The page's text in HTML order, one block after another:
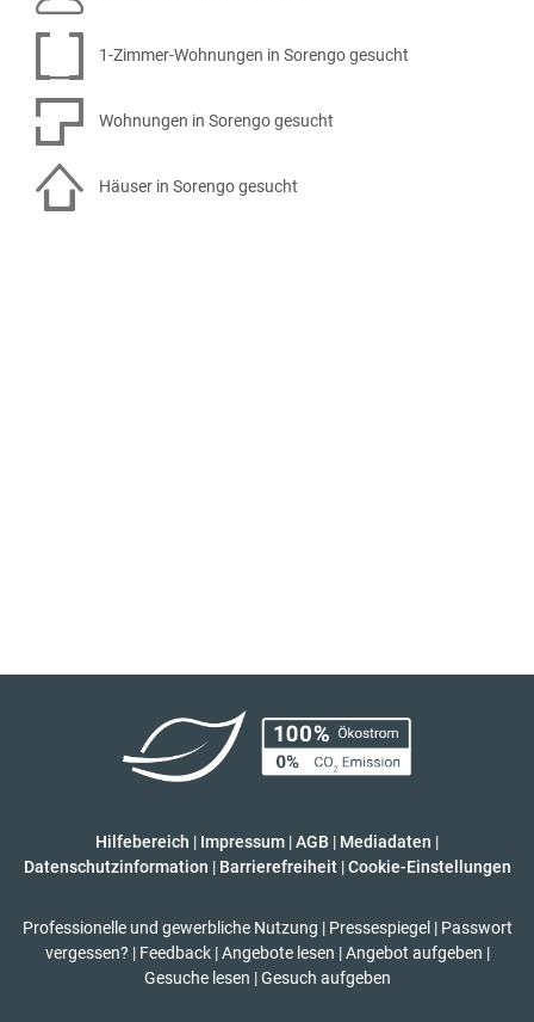
1-Zimmer-Wohnungen in Sorengo gesucht
Wohnungen in Sorengo gesucht
Häuser in Sorengo gesucht
Hilfebereich | Impressum |AGB | Mediadaten |
Datenschutzinformation | Barrierefreiheit | Cookie-Einstellungen
Professionelle und gewerbliche Nutzung | Pressespiegel | Passwort
vergessen? | Feedback | Angebote lesen | Angebot aufgeben |
Gesuche lesen | Gesuch aufgeben